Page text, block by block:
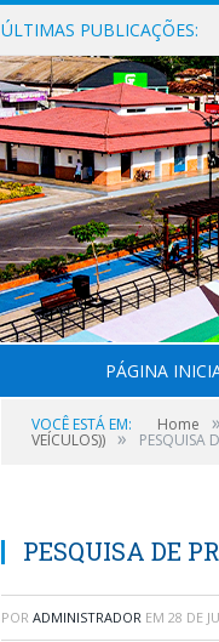
ÚLTIMAS PUBLICAÇÕES:
PÁGINA
VOCÊ ESTÁ EM: Home »
VEÍCULOS)) » PESQUISA
PESQUISA DE
POR ADMINISTRADOR EM 28 DE